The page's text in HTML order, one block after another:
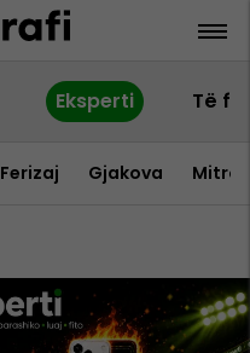
Eksperti Të
Ferizaj Gjakova